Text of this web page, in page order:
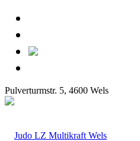
Pulverturmstr. 5, 4600 Wels